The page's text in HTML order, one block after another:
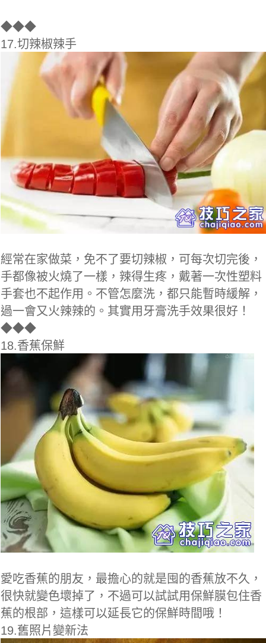
◆◆◆
17.切辣椒辣手
經常在家做菜，免不了要切辣椒，可每次切完後，
手都像被火燒了一樣，辣得生疼，戴著一次性塑料
手套也不起作用。不管怎麼洗，都只能暫時緩解，
過一會又火辣辣的。其實用牙膏洗手效果很好！
◆◆◆
18.香蕉保鮮
愛吃香蕉的朋友，最擔心的就是囤的香蕉放不久，
很快就變色壞掉了，不過可以試試用保鮮膜包住香
蕉的根部，這樣可以延長它的保鮮時間哦！
19.舊照片變新法